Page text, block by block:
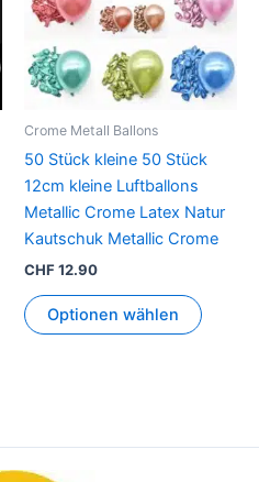
Crome Metall Ballons
50 Stück kleine 50 Stück
12cm kleine Luftballons
Metallic Crome Latex Natur
Kautschuk Metallic Crome
CHF12.90
Optionen wählen
Die
werden